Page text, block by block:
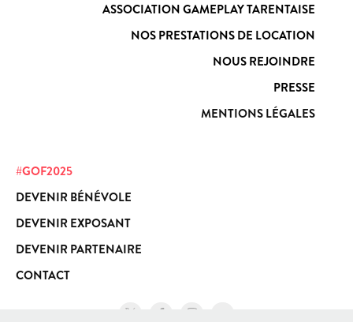
ASSOCIATION GAMEPLAY TARENTAISE
NOS PRESTATIONS DE LOCATION
NOUS REJOINDRE
PRESSE
MENTIONS LÉGALES
#GOF2025
DEVENIR BÉNÉVOLE
DEVENIR EXPOSANT
DEVENIR PARTENAIRE
CONTACT